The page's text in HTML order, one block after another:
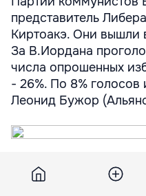
представитель
Киртоакэ. Они вышли
За В.Иордана
числа опрошенных
- 26%. По 8% голосов
Леонид Бужор
Согласно